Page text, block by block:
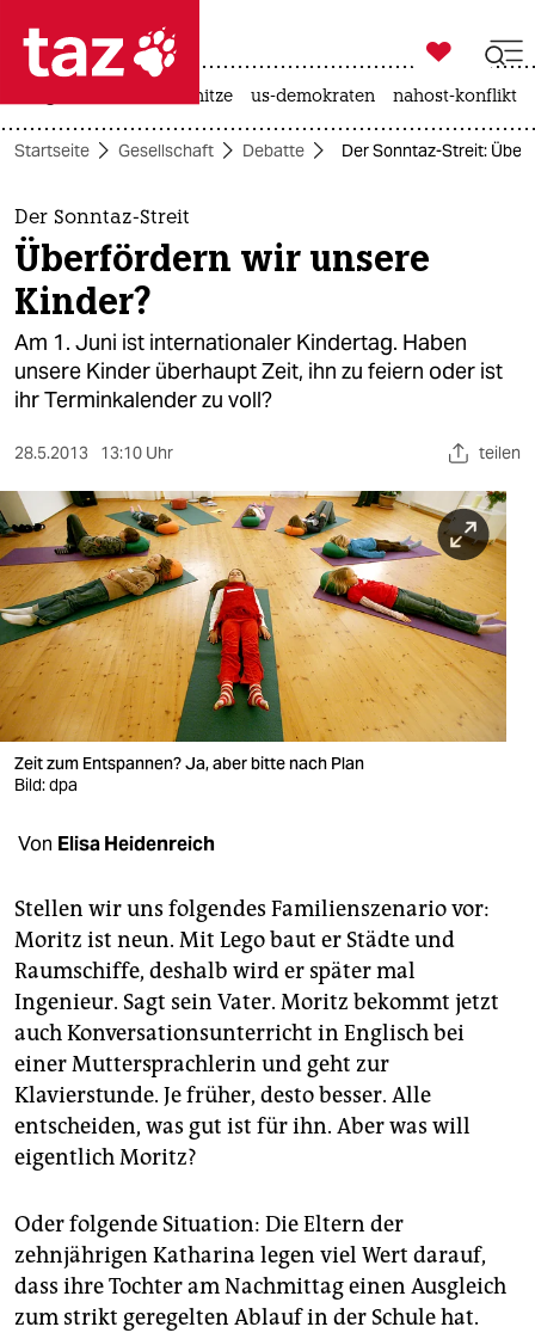
 taz zahl ich
taz zahl ich
themen
politik
öko
gesellschaft
sport
berlin
nord
wahrheit
verlag
verlag
veranstaltungen
shop
unterstützen
abo
genossenschaft
epaper login

taz zahl ich
hitze us-demokraten nahost-konflikt
Startseite Gesellschaft Debatte Der Sonntaz-Streit:
Der Sonntaz-Streit
Überfördern wir unsere
Kinder?
Am 1. Juni ist internationaler Kindertag. Haben
unsere Kinder überhaupt Zeit, ihn zu feiern oder ist
ihr Terminkalender zu voll?
28.5.2013 13:10 Uhr teilen
Zeit zum Entspannen? Ja, aber bitte nach Plan
Bild: dpa
Von Elisa Heidenreich
Stellen wir uns folgendes Familienszenario vor:
Moritz ist neun. Mit Lego baut er Städte und
Raumschiffe, deshalb wird er später mal
Ingenieur. Sagt sein Vater. Moritz bekommt jetzt
auch Konversationsunterricht in Englisch bei
einer Muttersprachlerin und geht zur
Klavierstunde. Je früher, desto besser. Alle
entscheiden, was gut ist für ihn. Aber was will
eigentlich Moritz?
Oder folgende Situation: Die Eltern der
zehnjährigen Katharina legen viel Wert darauf,
dass ihre Tochter am Nachmittag einen Ausgleich
zum strikt geregelten Ablauf in der Schule hat.